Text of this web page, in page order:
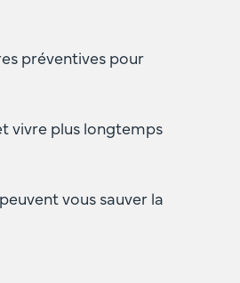
préventives pour
vivre plus longtemps
vous sauver la